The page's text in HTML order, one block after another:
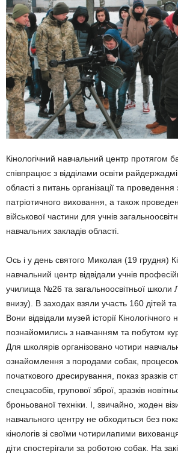
Кінологічний навчальний центр протягом
співпрацює з відділами освіти
області з питань організації та проведення
патріотичного виховання, а також
військової частини для учнів
навчальних закладів області.
Ось і у день святого Миколая (19 грудня)
навчальний центр відвідали учнів
училища №26 та загальноосвітньої
внизу). В заходах взяли участь 160 дітей та
Вони відвідали музей історії
познайомились з навчанням та побутом
Для школярів організовано чотири
ознайомлення з породами собак,
початкового дресирування, показ зразків
спецзасобів, групової зброї, зразків
броньованої техніки. І, звичайно, жоден
навчального центру не обходиться без
кінологів зі своїми чотирилапими
діти спостерігали за роботою собак. На